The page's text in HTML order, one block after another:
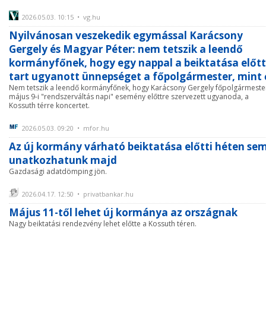
2026.05.03. 10:15 • vg.hu
Nyilvánosan veszekedik egymással Karácsony
Gergely és Magyar Péter: nem tetszik a leendő
kormányfőnek, hogy egy nappal a beiktatása előtt
tart ugyanott ünnepséget a főpolgármester, mint
Nem tetszik a leendő kormányfőnek, hogy Karácsony Gergely
május 9-i "rendszerváltás napi" esemény előttre szervezett ugyanoda, a
Kossuth térre koncertet.
2026.05.03. 09:20 • mfor.hu
Az új kormány várható beiktatása előtti héten
unatkozhatunk majd
Gazdasági adatdömping jön.
2026.04.17. 12:50 • privatbankar.hu
Május 11-től lehet új kormánya az országnak
Nagy beiktatási rendezvény lehet előtte a Kossuth téren.